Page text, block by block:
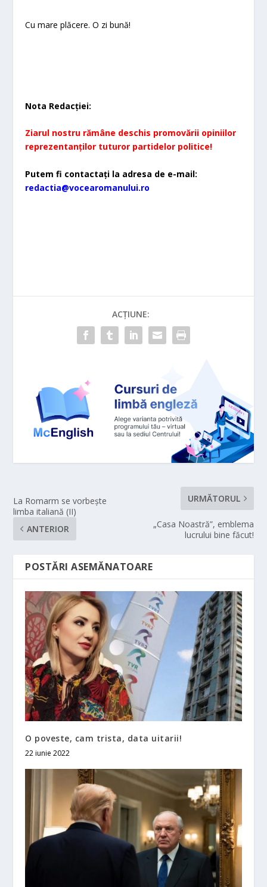
Cu mare plăcere. O zi bună!
Nota Redacției:
Ziarul nostru rămâne deschis promovării opiniilor
reprezentanților tuturor partidelor politice!
Putem fi contactați la adresa de e-mail:
redactia@vocearomanului.ro
ACȚIUNE:
La Romarm se vorbește
limba italiană (II)
ANTERIOR
URMĂTORUL
„Casa Noastră”, emblema
lucrului bine făcut!
POSTĂRI ASEMĂNATOARE
O poveste, cam trista, data uitarii!
22 iunie 2022